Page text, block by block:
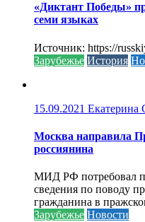
«Диктант Победы»
семи языках
Источник: https://
Зарубежье История
15.09.2021 Екатерина
Москва направила
россиянина
МИД РФ потребовал
сведения по поводу
гражданина в
Зарубежье Новости